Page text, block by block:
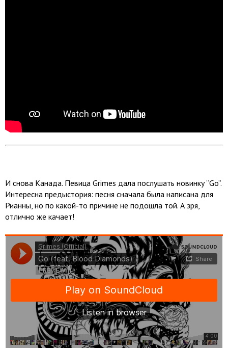
И снова Канада. Певица Grimes дала послушать новинку “Go”.
Интересна предыстория: песня сначала была написана для
Рианны, но по какой-то причине не подошла той. А зря,
отлично же качает!